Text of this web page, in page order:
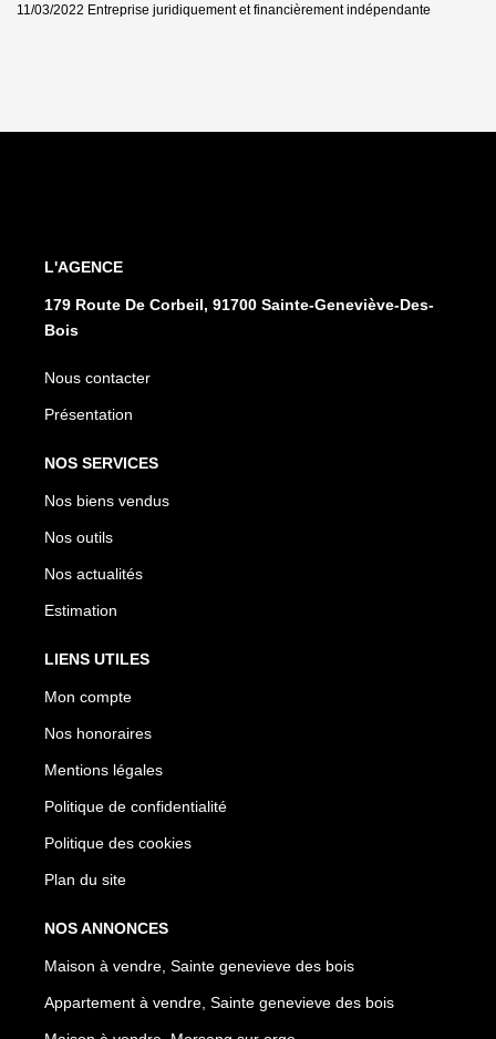
11/03/2022 Entreprise juridiquement et financièrement indépendante
L'AGENCE
179 Route De Corbeil, 91700 Sainte-Geneviève-Des-
Bois
Nous contacter
Présentation
NOS SERVICES
Nos biens vendus
Nos outils
Nos actualités
Estimation
LIENS UTILES
Mon compte
Nos honoraires
Mentions légales
Politique de confidentialité
Politique des cookies
Plan du site
NOS ANNONCES
Maison à vendre, Sainte genevieve des bois
Appartement à vendre, Sainte genevieve des bois